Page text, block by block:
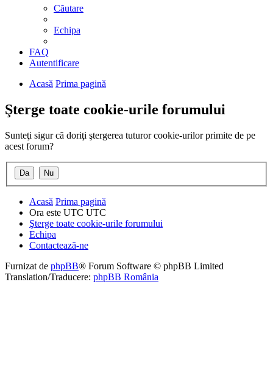
Căutare
Echipa
FAQ
Autentificare
Acasă Prima pagină
Şterge toate cookie-urile forumului
Sunteţi sigur că doriţi ştergerea tuturor cookie-urilor primite de pe
acest forum?
Acasă Prima pagină
Ora este UTC UTC
Şterge toate cookie-urile forumului
Echipa
Contactează-ne
Furnizat de phpBB® Forum Software © phpBB Limited
Translation/Traducere: phpBB România